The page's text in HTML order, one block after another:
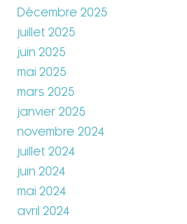
Décembre 2025
juillet 2025
juin 2025
mai 2025
mars 2025
janvier 2025
novembre 2024
juillet 2024
juin 2024
mai 2024
avril 2024